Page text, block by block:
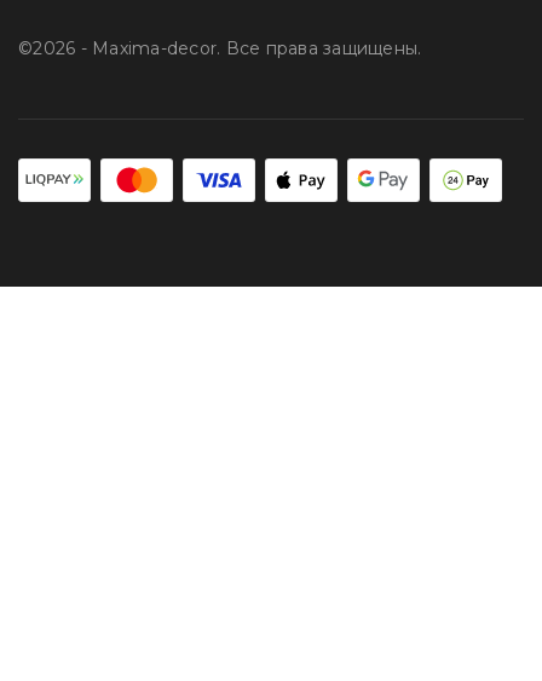
©2026 - Maxima-decor. Все права защищены.